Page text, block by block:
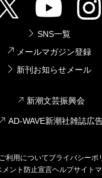
SNS一覧
メールマガジン登録
新刊お知らせメール
新潮文芸振興会
AD-WAVE新潮社雑誌広
利用についてプライバシーポ
メント防止宣言ヘルプサイト